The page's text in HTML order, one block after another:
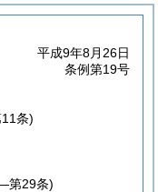
平成9年8月26日
条例第19号
条)
第29条)